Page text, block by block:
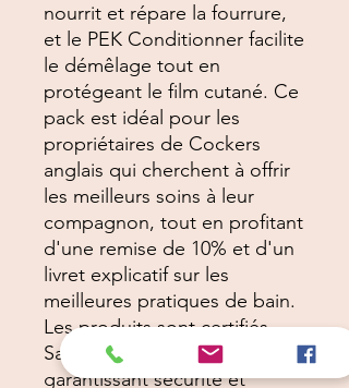
nourrit et répare la fourrure,
et le PEK Conditionner facilite
le démêlage tout en
protégeant le film cutané. Ce
pack est idéal pour les
propriétaires de Cockers
anglais qui cherchent à offrir
les meilleurs soins à leur
compagnon, tout en profitant
d'une remise de 10% et d'un
livret explicatif sur les
meilleures pratiques de bain.
Les produits sont certifiés
Safe Pet Cosmetics,
garantissant sécurité et